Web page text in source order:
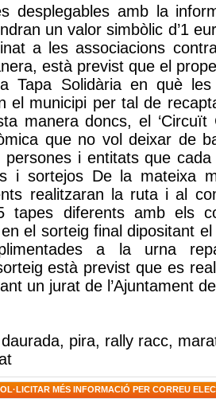
desplegables amb la
un valor simbòlic d’1
a les associacions
està previst que el
Tapa Solidària en què les
el municipi per tal de
manera doncs, el ‘Circuït
que no vol deixar de
persones i entitats que
i sortejos De la mateixa
realitzaran la ruta i al
tapes diferents amb els
el sorteig final dipositant
a la urna
està previst que es
un jurat de l’Ajuntament
, pira, rally racc,
MÉS INFORMACIÓ PER CORREU